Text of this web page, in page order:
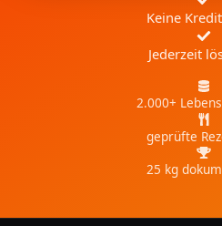
Keine
Jederzeit
2.000+
geprüfte
25 kg